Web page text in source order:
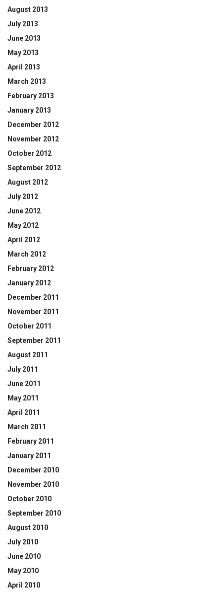
August 2013
July 2013
June 2013
May 2013
April 2013
March 2013
February 2013
January 2013
December 2012
November 2012
October 2012
September 2012
August 2012
July 2012
June 2012
May 2012
April 2012
March 2012
February 2012
January 2012
December 2011
November 2011
October 2011
September 2011
August 2011
July 2011
June 2011
May 2011
April 2011
March 2011
February 2011
January 2011
December 2010
November 2010
October 2010
September 2010
August 2010
July 2010
June 2010
May 2010
April 2010